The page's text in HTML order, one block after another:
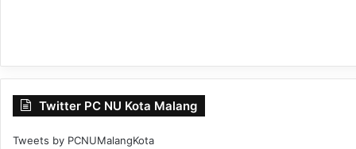
Twitter PC NU Kota Malang
Tweets by PCNUMalangKota